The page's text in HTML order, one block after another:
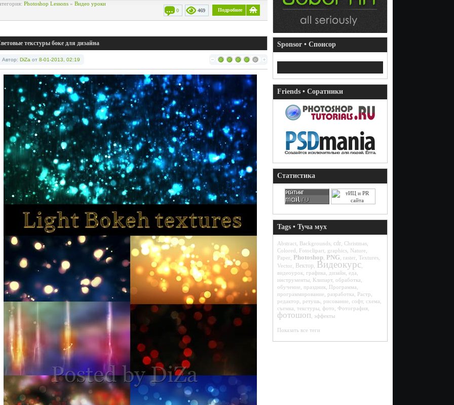
Photoshop Lessons» Видео уроки
Подробнее
469
0
текстуры боке для дизайна
Автор: DiZa от 8-01-2013, 02:19
Sponsor • Спонсор
Friends • Соратники
Статистика
Tags • Туча мух
Abstract Backgrounds, cdr, Christmas,
Colored
Fotoclipart graphics, Nature
Paper, Photoshop, PNG raster, Textures,
Vector, Вектор, Видеокурс,
видеоурок, графика дизайн еда
инструменты, Клипарт, обработка
обучение
праздник, Программа
программирование
разработка Растр
редактор
ретушь, рисование софт, схема
съемка текстуры, фото Фотография,
фотошоп эффекты
Показать все теги